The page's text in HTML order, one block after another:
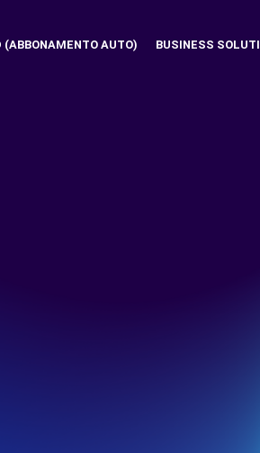
(ABBONAMENTO AUTO) BUSINESS